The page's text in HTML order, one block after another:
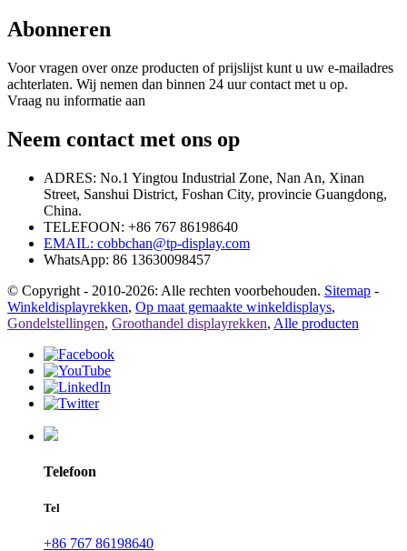
Abonneren
Voor vragen over onze producten of prijslijst kunt u uw e-mailadres
achterlaten. Wij nemen dan binnen 24 uur contact met u op.
Vraag nu informatie aan
Neem contact met ons op
ADRES: No.1 Yingtou Industrial Zone, Nan An, Xinan
Street, Sanshui District, Foshan City, provincie Guangdong,
China.
TELEFOON: +86 767 86198640
EMAIL: cobbchan@tp-display.com
WhatsApp: 86 13630098457
© Copyright - 2010-2026: Alle rechten voorbehouden. Sitemap -
Winkeldisplayrekken, Op maat gemaakte winkeldisplays,
Gondelstellingen, Groothandel displayrekken, Alle producten
Telefoon
Tel
+86 767 86198640